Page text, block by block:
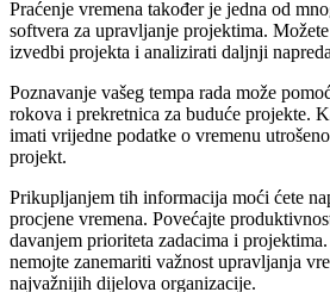
Praćenje vremena također je jedna od
softvera za upravljanje projektima.
izvedbi projekta i analizirati daljnji
Poznavanje vašeg tempa rada može
rokova i prekretnica za buduće projekte.
imati vrijedne podatke o vremenu
projekt.
Prikupljanjem tih informacija moći ćete
procjene vremena. Povećajte
davanjem prioriteta zadacima i
nemojte zanemariti važnost upravljanja
najvažnijih dijelova organizacije.